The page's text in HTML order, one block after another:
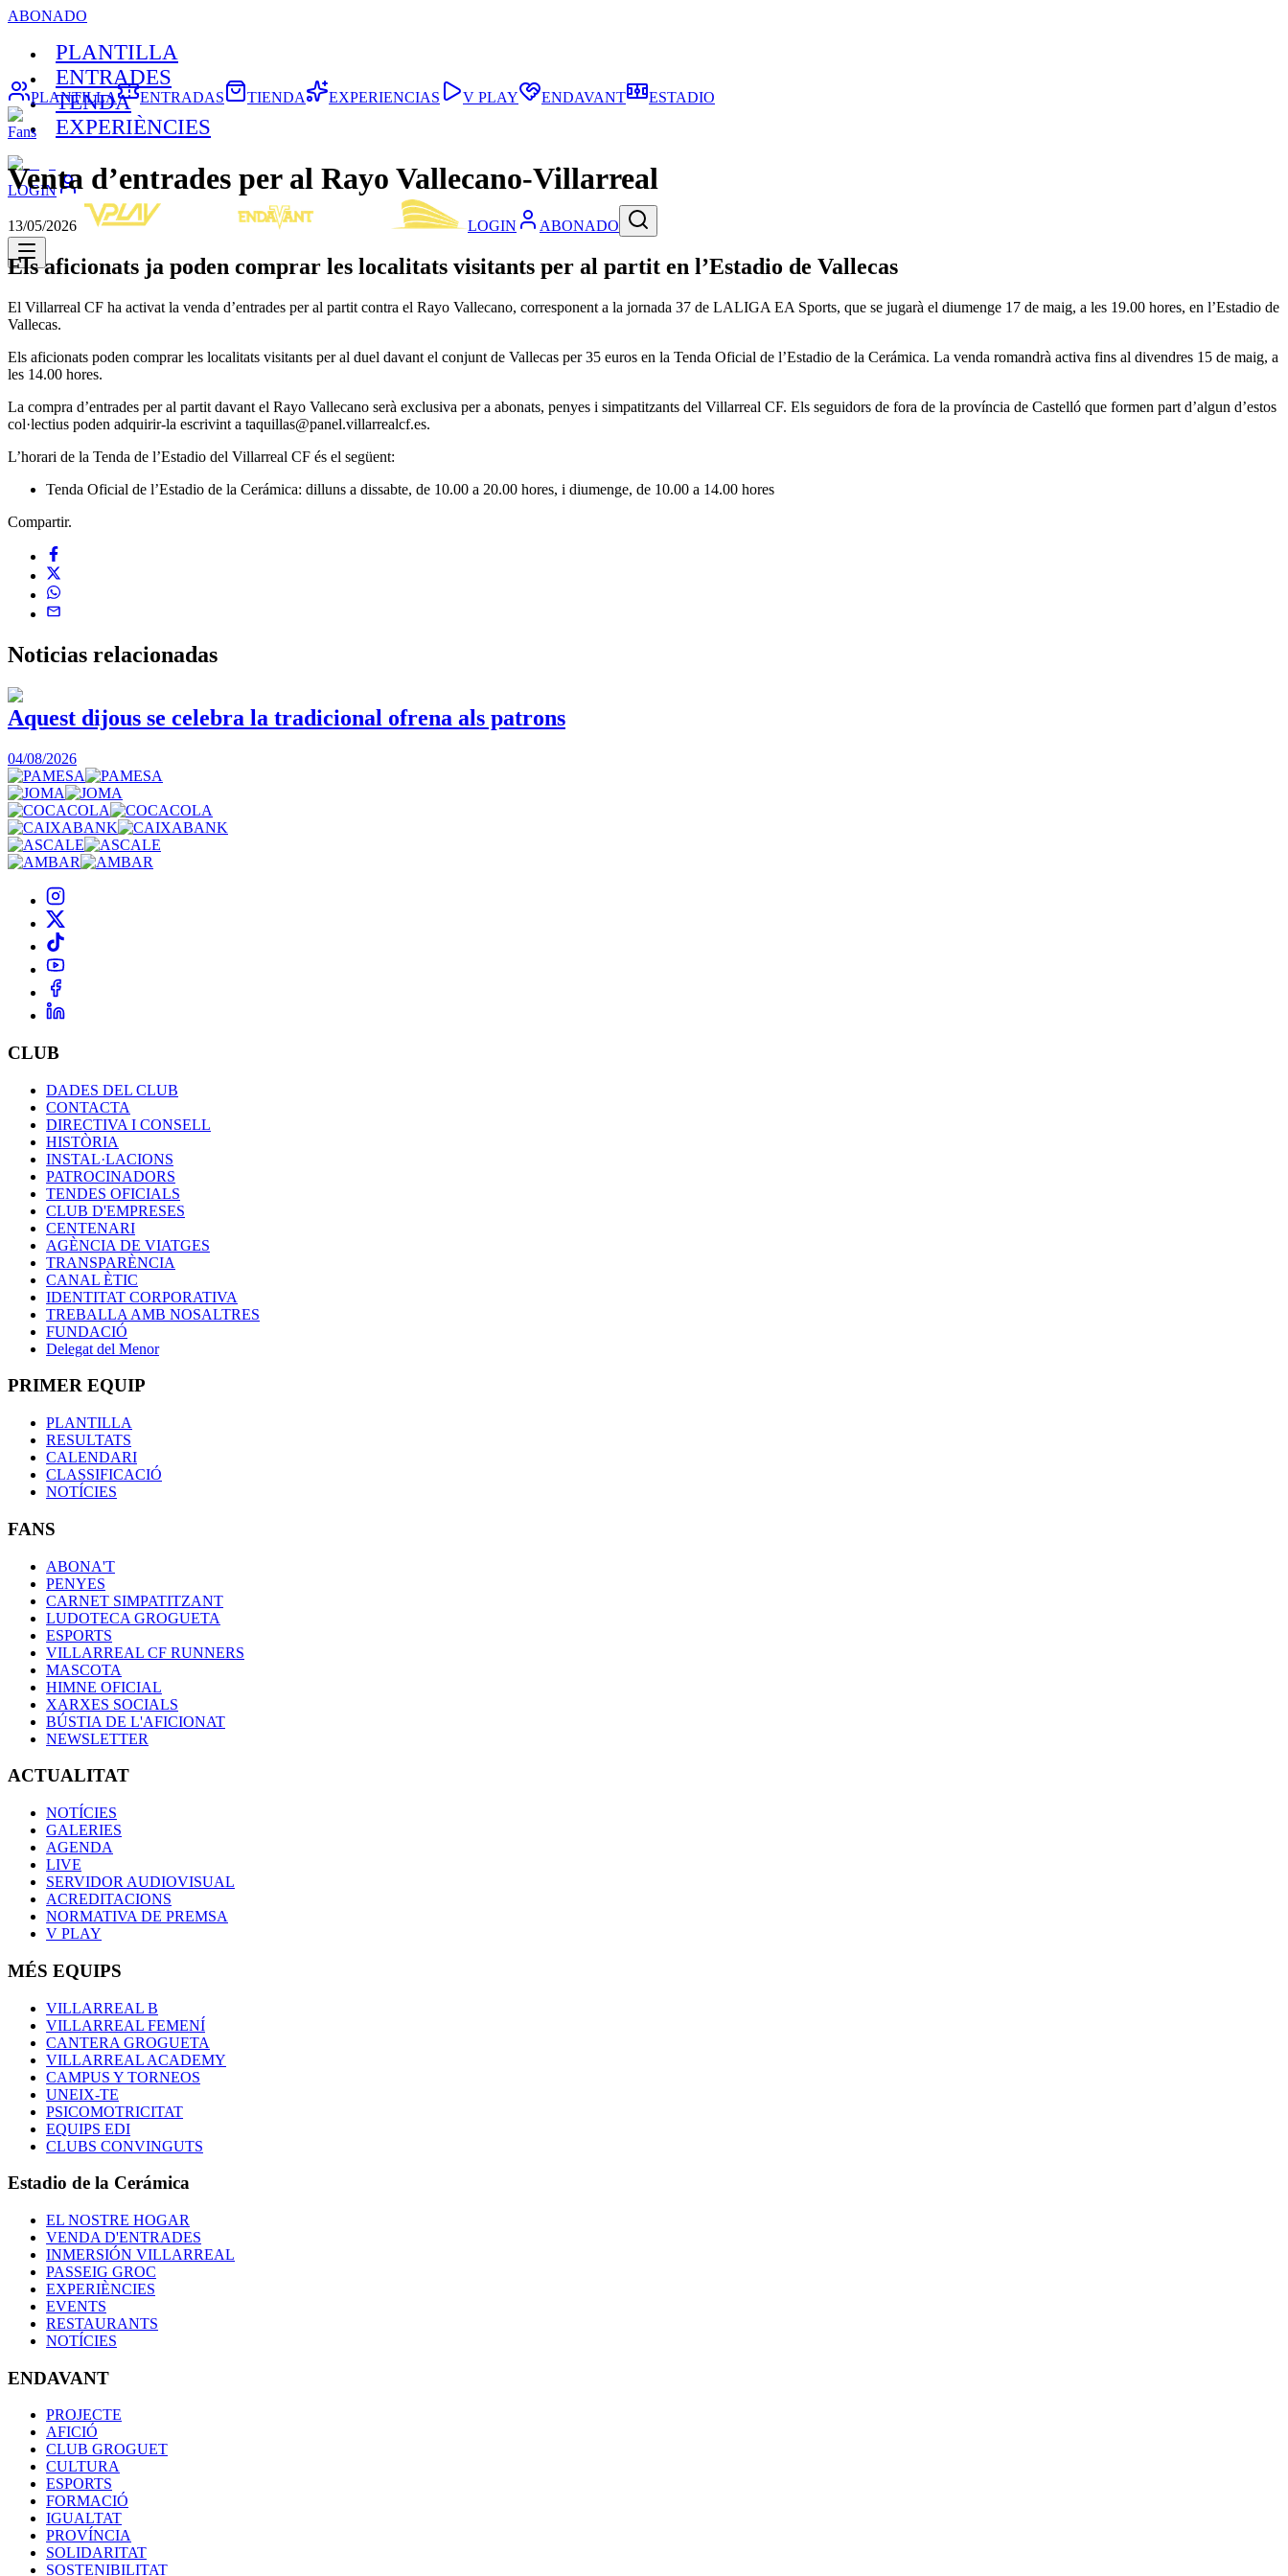
ABONADO
PLANTILLA
ENTRADES
TENDA
EXPERIÈNCIES
LOGIN
LOGIN ABONADO
PLANTILLA ENTRADAS TIENDA EXPERIENCIAS V PLAY ENDAVANT ESTADIO
Fans
Venta d’entrades per al Rayo Vallecano-Villarreal
13/05/2026
Els aficionats ja poden comprar les localitats visitants per al partit en l’Estadio de Vallecas
El Villarreal CF ha activat la venda d’entrades per al partit contra el Rayo Vallecano, corresponent a la jornada 37 de LALIGA EA Sports, que se jugarà el diumenge 17 de maig, a les 19.00 hores, en l’Estadio de
Vallecas.
Els aficionats poden comprar les localitats visitants per al duel davant el conjunt de Vallecas per 35 euros en la Tenda Oficial de l’Estadio de la Cerámica. La venda romandrà activa fins al divendres 15 de maig, a
les 14.00 hores.
La compra d’entrades per al partit davant el Rayo Vallecano serà exclusiva per a abonats, penyes i simpatitzants del Villarreal CF. Els seguidors de fora de la província de Castelló que formen part d’algun d’estos
col·lectius poden adquirir-la escrivint a taquillas@panel.villarrealcf.es.
L’horari de la Tenda de l’Estadio del Villarreal CF és el següent:
Tenda Oficial de l’Estadio de la Cerámica: dilluns a dissabte, de 10.00 a 20.00 hores, i diumenge, de 10.00 a 14.00 hores
Compartir.
Noticias relacionadas
Aquest dijous se celebra la tradicional ofrena als patrons
04/08/2026
CLUB
DADES DEL CLUB
CONTACTA
DIRECTIVA I CONSELL
HISTÒRIA
INSTAL·LACIONS
PATROCINADORS
TENDES OFICIALS
CLUB D'EMPRESES
CENTENARI
AGÈNCIA DE VIATGES
TRANSPARÈNCIA
CANAL ÈTIC
IDENTITAT CORPORATIVA
TREBALLA AMB NOSALTRES
FUNDACIÓ
Delegat del Menor
PRIMER EQUIP
PLANTILLA
RESULTATS
CALENDARI
CLASSIFICACIÓ
NOTÍCIES
FANS
ABONA'T
PENYES
CARNET SIMPATITZANT
LUDOTECA GROGUETA
ESPORTS
VILLARREAL CF RUNNERS
MASCOTA
HIMNE OFICIAL
XARXES SOCIALS
BÚSTIA DE L'AFICIONAT
NEWSLETTER
ACTUALITAT
NOTÍCIES
GALERIES
AGENDA
LIVE
SERVIDOR AUDIOVISUAL
ACREDITACIONS
NORMATIVA DE PREMSA
V PLAY
MÉS EQUIPS
VILLARREAL B
VILLARREAL FEMENÍ
CANTERA GROGUETA
VILLARREAL ACADEMY
CAMPUS Y TORNEOS
UNEIX-TE
PSICOMOTRICITAT
EQUIPS EDI
CLUBS CONVINGUTS
Estadio de la Cerámica
EL NOSTRE HOGAR
VENDA D'ENTRADES
INMERSIÓN VILLARREAL
PASSEIG GROC
EXPERIÈNCIES
EVENTS
RESTAURANTS
NOTÍCIES
ENDAVANT
PROJECTE
AFICIÓ
CLUB GROGUET
CULTURA
ESPORTS
FORMACIÓ
IGUALTAT
PROVÍNCIA
SOLIDARITAT
SOSTENIBILITAT